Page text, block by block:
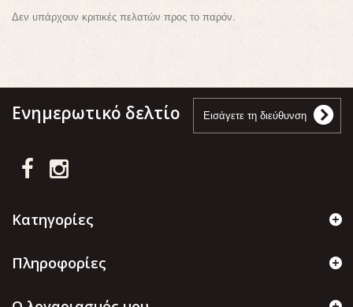
Δεν υπάρχουν κριτικές πελατών προς το παρόν.
Ενημερωτικό δελτίο
Κατηγορίες
Πληροφορίες